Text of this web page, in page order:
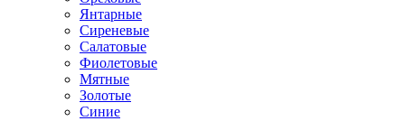
Янтарные
Сиреневые
Салатовые
Фиолетовые
Мятные
Золотые
Синие